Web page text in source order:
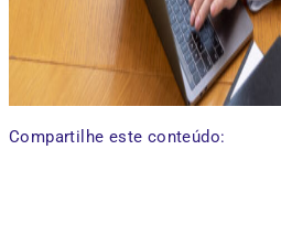
Compartilhe este conteúdo: